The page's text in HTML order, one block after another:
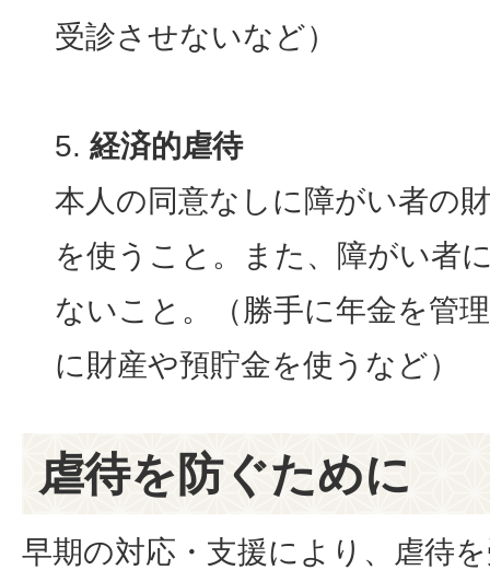
受診させないなど）
経済的虐待
本人の同意なしに障がい者の
を使うこと。また、障がい者
ないこと。（勝手に年金を管
に財産や預貯金を使うなど）
虐待を防ぐために
早期の対応・支援により、虐待